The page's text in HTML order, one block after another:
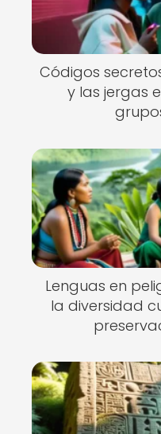
Códigos
y las jergas
Lenguas en
la diversidad